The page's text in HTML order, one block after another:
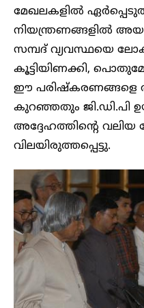
മേഖലകളിൽ
നിയന്ത്രണങ്ങളിൽ
സമ്പദ് വ്യവസ്ഥയെ
കൂട്ടിയിണക്കി,
ഈ പരിഷ്കരണങ്ങളെ
കുറഞ്ഞതും ജി.ഡി.പി
അദ്ദേഹത്തിന്റെ വലിയ
വിലയിരുത്തപ്പെട്ടു.